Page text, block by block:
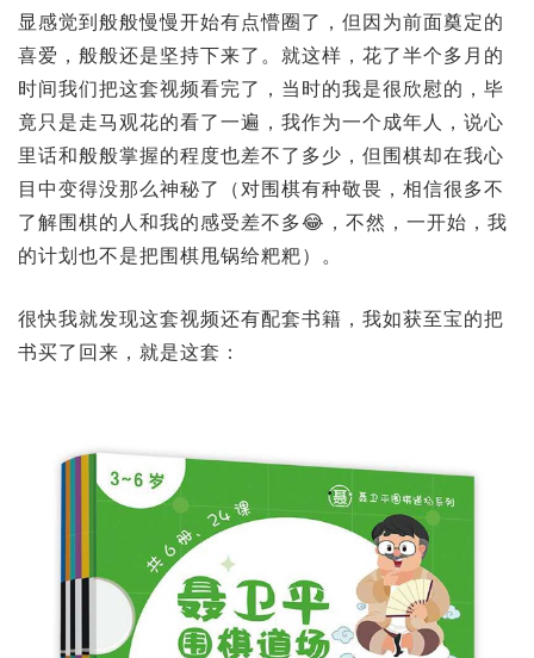
显感觉到般般慢慢开始有点懵圈了，但因为前面奠定的
喜爱，般般还是坚持下来了。就这样，花了半个多月的
时间我们把这套视频看完了，当时的我是很欣慰的，毕
竟只是走马观花的看了一遍，我作为一个成年人，说心
里话和般般掌握的程度也差不了多少，但围棋却在我心
目中变得没那么神秘了（对围棋有种敬畏，相信很多不
了解围棋的人和我的感受差不多😂，不然，一开始，我
的计划也不是把围棋甩锅给粑粑）。
很快我就发现这套视频还有配套书籍，我如获至宝的把
书买了回来，就是这套：